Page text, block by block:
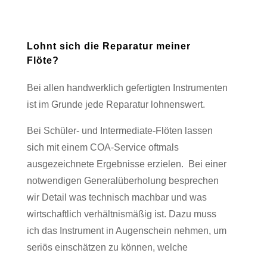
Lohnt sich die Reparatur meiner
Flöte?
Bei allen handwerklich gefertigten Instrumenten
ist im Grunde jede Reparatur lohnenswert.
Bei Schüler- und Intermediate-Flöten lassen
sich mit einem COA-Service oftmals
ausgezeichnete Ergebnisse erzielen.
Bei einer
notwendigen Generalüberholung besprechen
wir Detail was technisch machbar und was
wirtschaftlich verhältnismäßig ist. Dazu muss
ich das Instrument in Augenschein nehmen, um
seriös einschätzen zu können, welche